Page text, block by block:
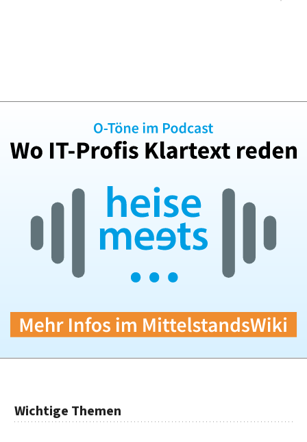
Wichtige Themen